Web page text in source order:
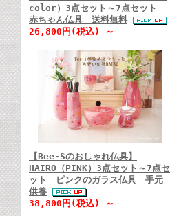
color）3点セット～7点セット
赤ちゃん仏具 送料無料
26,800円(税込) ～
【Bee-Sのおしゃれ仏具】
HAIRO（PINK）3点セット～7点セ
ット ピンクのガラス仏具 手元
供養
38,800円(税込) ～